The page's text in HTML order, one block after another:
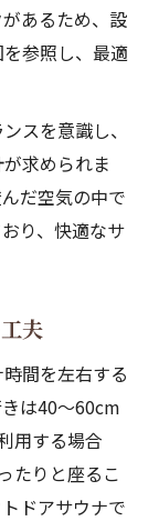
あるため、設
参照し、最適
スを意識し、
求められま
だ空気の中で
り、快適なサ
夫
間を左右する
は40～60cm
用する場合
たりと座るこ
ドアサウナで